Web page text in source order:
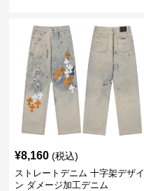
¥8,160 (税込)
ストレートデニム 十字架デザイ
ン ダメージ加工デニム